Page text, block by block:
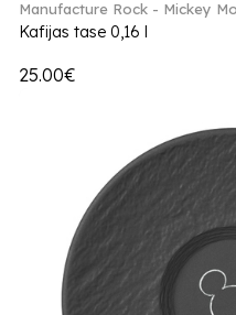
Manufacture Rock - Mickey
Kafijas tase 0,16 l
25.00€